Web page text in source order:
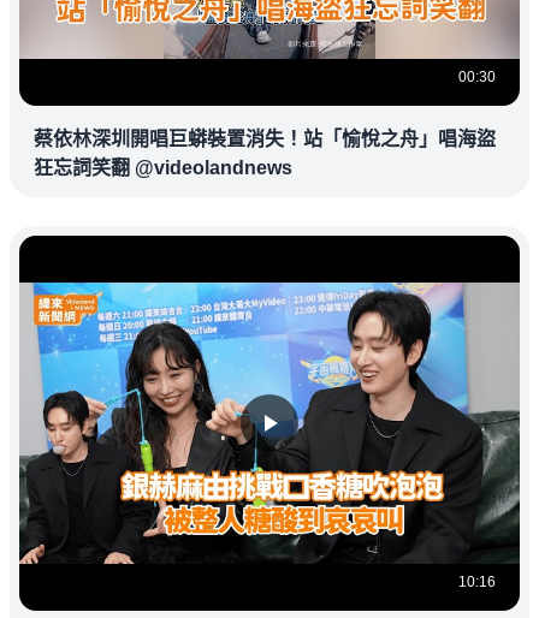
00:30
蔡依林深圳開唱巨蟒裝置消失！站「愉悅之舟」唱海盜
狂忘詞笑翻 @videolandnews
10:16